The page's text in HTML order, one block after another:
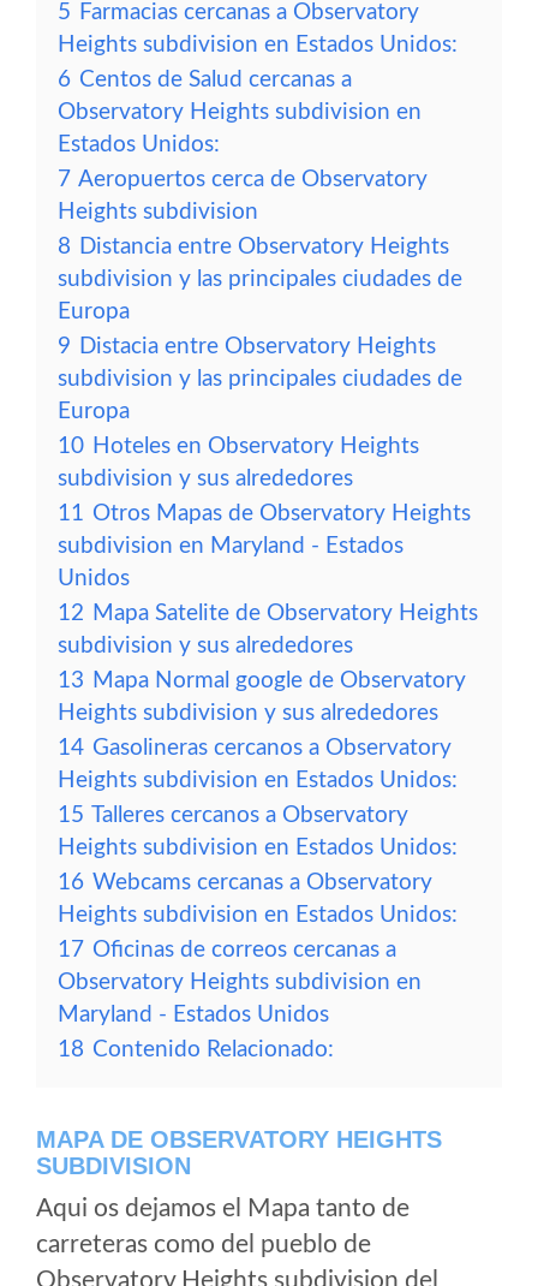
5 Farmacias cercanas a Observatory
Heights subdivision en Estados Unidos:
6 Centos de Salud cercanas a
Observatory Heights subdivision en
Estados Unidos:
7 Aeropuertos cerca de Observatory
Heights subdivision
8 Distancia entre Observatory Heights
subdivision y las principales ciudades de
Europa
9 Distacia entre Observatory Heights
subdivision y las principales ciudades de
Europa
10 Hoteles en Observatory Heights
subdivision y sus alrededores
11 Otros Mapas de Observatory Heights
subdivision en Maryland - Estados
Unidos
12 Mapa Satelite de Observatory Heights
subdivision y sus alrededores
13 Mapa Normal google de Observatory
Heights subdivision y sus alrededores
14 Gasolineras cercanos a Observatory
Heights subdivision en Estados Unidos:
15 Talleres cercanos a Observatory
Heights subdivision en Estados Unidos:
16 Webcams cercanas a Observatory
Heights subdivision en Estados Unidos:
17 Oficinas de correos cercanas a
Observatory Heights subdivision en
Maryland - Estados Unidos
18 Contenido Relacionado:
MAPA DE OBSERVATORY HEIGHTS
SUBDIVISION
Aqui os dejamos el Mapa tanto de
carreteras como del pueblo de
Observatory Heights subdivision del